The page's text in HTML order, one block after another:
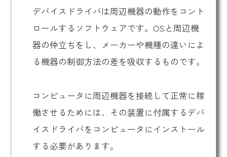
デバイスドライバは周辺機器の動作をコント
ロールするソフトウェアです。OSと周辺機
器の仲立ちをし、メーカーや機種の違いによ
る機器の制御方法の差を吸収するものです。
コンピュータに周辺機器を接続して正常に稼
働させるためには、その装置に付属するデバ
イスドライバをコンピュータにインストール
する必要があります。